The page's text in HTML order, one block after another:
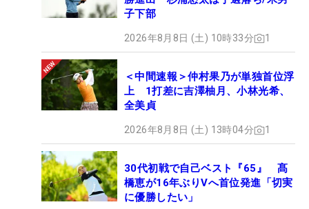
子下部
2026年8月8日 (土) 10時33分 1
＜中間速報＞仲村果乃が単独首位浮
上 1打差に吉澤柚月、小林光希、
全美貞
2026年8月8日 (土) 13時04分 1
30代初戦で自己ベスト『65』 髙
橋恵が16年ぶりVへ首位発進「切実
に優勝したい」